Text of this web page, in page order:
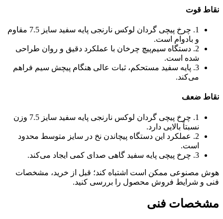
نقاط قوت
1. چرخ پیچی گردان لوکس نارنجی پایه سفید سایز 7.5 مقاوم
و بادوام است.
2. دستگاه سیم‌پیچ چرخان با عملکرد دقیق و روان طراحی
شده است.
3. پایه سفید مستحکم، ثبات عالی هنگام پیچش سیم فراهم
می‌کند.
نقاط ضعف
1. چرخ پیچی گردان لوکس نارنجی پایه سفید سایز 7.5 وزن
نسبتاً بالایی دارد.
2. عملکرد این دستگاه پیچاندن نخ در سایز متوسط محدود
است.
3. چرخ پیچی پایه سفید گاهی صدای کمی ایجاد می‌کند.
هوش مصنوعی ممکن است اشتباه کند؛ قبل از خرید، مشخصات
فنی و شرایط فروش محصول را بررسی کنید.
مشخصات فنی